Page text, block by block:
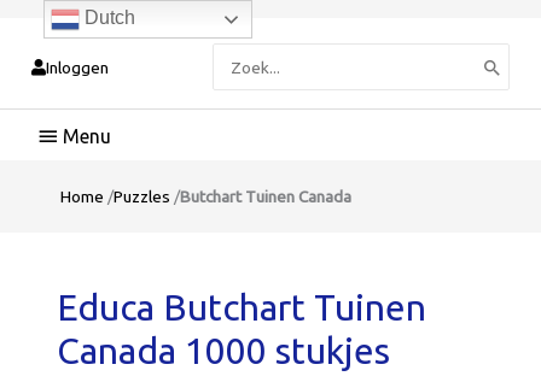
Inloggen
naar:
Hoofdmenu
Home /Puzzles /Butchart Tuinen Canada
Educa Butchart Tuinen
Canada 1000 stukjes
Dutch